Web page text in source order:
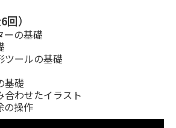
）
の基礎
ールの基礎
基礎
わせたイラスト
の操作